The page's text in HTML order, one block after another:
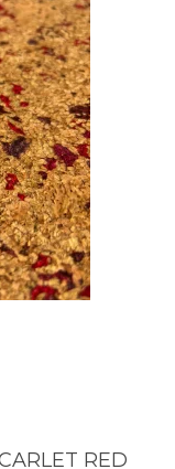
RED